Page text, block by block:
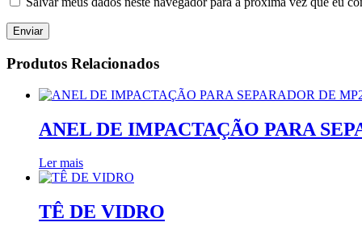
Produtos Relacionados
ANEL DE IMPACTAÇÃO PARA
Ler mais
TÊ DE VIDRO